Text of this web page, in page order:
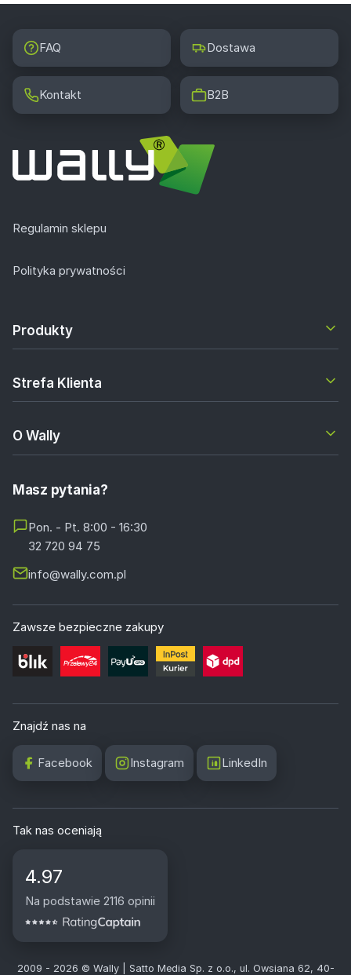
FAQ Dostawa
Kontakt B2B
Regulamin sklepu
Polityka prywatności
Produkty
Strefa Klienta
O Wally
Masz pytania?
Pon. - Pt. 8:00 - 16:30
32 720 94 75
info@wally.com.pl
Zawsze bezpieczne zakupy
Znajdź nas na
Facebook Instagram LinkedIn
Tak nas oceniają
4.97
Na podstawie 2116 opinii
2009 - 2026 © Wally | Satto Media Sp. z o.o., ul. Owsiana 62, 40-